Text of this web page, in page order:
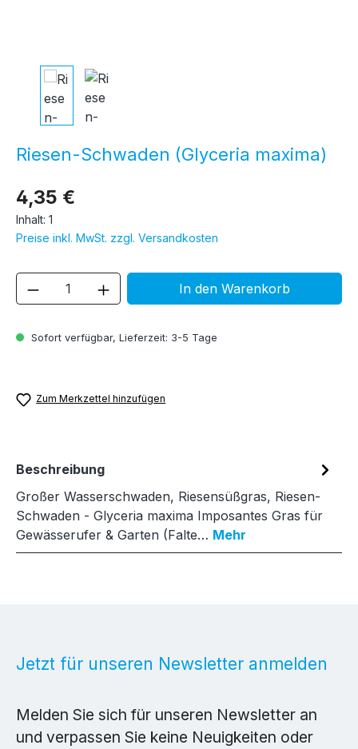
Riesen-Schwaden (Glyceria maxima)
4,35 €
Inhalt: 1
Preise inkl. MwSt. zzgl. Versandkosten
Sofort verfügbar, Lieferzeit: 3-5 Tage
Produkt Anzahl: Gib denIn den Warenkorb
Zum Merkzettel hinzufügen
Beschreibung
Großer Wasserschwaden, Riesensüßgras, Riesen-
Schwaden - Glyceria maxima Imposantes Gras für
Gewässerufer & Garten (Falte… Mehr
Jetzt für unseren Newsletter anmelden
Melden Sie sich für unseren Newsletter an
und verpassen Sie keine Neuigkeiten oder